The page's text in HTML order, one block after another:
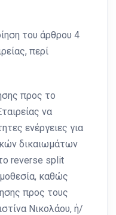
του άρθρου 4
περί
προς το
να
ενέργειες για
δικαιωμάτων
reverse split
καθώς
προς τους
Νικολάου, ή/